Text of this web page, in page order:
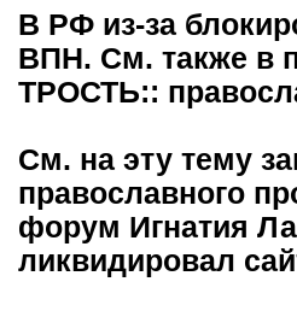
В РФ из-за
ВПН. См. также в
ТРОСТЬ::
См. на эту тему
православного
форум Игнатия
ликвидировал